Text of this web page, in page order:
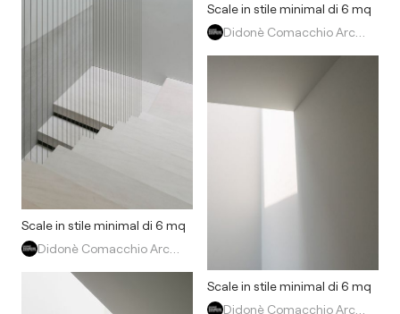
Scale in stile minimal di 6 mq
Scale in stile minimal di 6 mq
Scale in stile minimal di 6 mq